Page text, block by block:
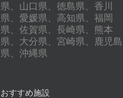
県、山口県、徳島県、香川
県、愛媛県、高知県、福岡
県、佐賀県、長崎県、熊本
県、大分県、宮崎県、鹿児島
県、沖縄県
おすすめ施設